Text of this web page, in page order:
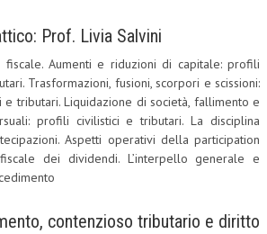
Prof. Livia Salvini
Aumenti e riduzioni di capitale: profili
Trasformazioni, fusioni, scorpori e scissioni:
tributari. Liquidazione di società, fallimento e
profili civilistici e tributari. La disciplina
Aspetti operativi della participation
dei dividendi. L’interpello generale e
contenzioso tributario e diritto